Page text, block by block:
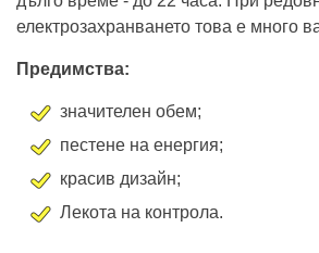
електрозахранването това е много
Предимства:
значителен обем;
пестене на енергия;
красив дизайн;
Лекота на контрола.